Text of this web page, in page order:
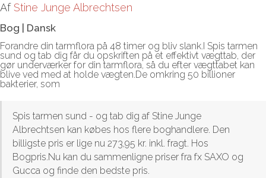
Af Stine Junge Albrechtsen
Bog | Dansk
Forandre din tarmflora på 48 timer og bliv slank.I Spis tarmen
sund og tab dig får du opskriften på et effektivt vægttab, der
gør underværker for din tarmflora, så du efter vægttabet kan
blive ved med at holde vægten.De omkring 50 billioner
bakterier, som
Spis tarmen sund - og tab dig af Stine Junge
Albrechtsen kan købes hos flere boghandlere. Den
billigste pris er lige nu 273,95 kr. inkl. fragt. Hos
Bogpris.Nu kan du sammenligne priser fra fx SAXO og
Gucca og finde den bedste pris.